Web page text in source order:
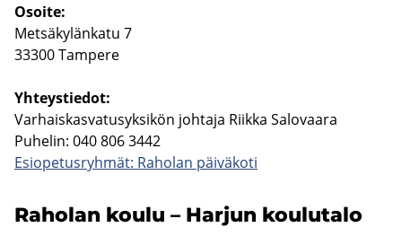
Osoi­te:
Met­sä­ky­län­ka­tu 7
33300 Tam­pe­re
Yh­teys­tie­dot:
Var­hais­kas­va­tusyk­si­kön joh­ta­ja Riik­ka Sa­lo­vaa­ra
Pu­he­lin: 040 806 3442
Esio­pe­tus­ryh­mät: Ra­ho­lan päi­vä­ko­ti
Ra­ho­lan koulu – Har­jun kou­lu­ta­lo